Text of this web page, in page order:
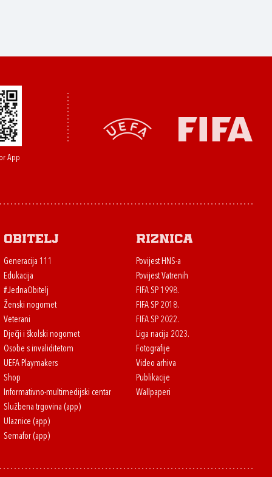
App
Obitelj
Generacija 111
Edukacija
#JednaObitelj
Ženski nogomet
Veterani
Dječji i školski nogomet
Osobe s invaliditetom
UEFA Playmakers
Shop
Informativno-multimedijski centar
Službena trgovina (app)
Ulaznice (app)
Semafor (app)
Riznica
Povijest HNS-a
Povijest Vatrenih
FIFA SP 1998.
FIFA SP 2018.
FIFA SP 2022.
Liga nacija 2023.
Fotografije
Video arhiva
Publikacije
Wallpaperi